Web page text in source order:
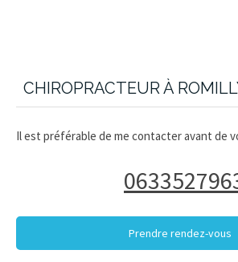
CHIROPRACTEUR À
Il est préférable de me contacter avant de
Prendre rendez-vous